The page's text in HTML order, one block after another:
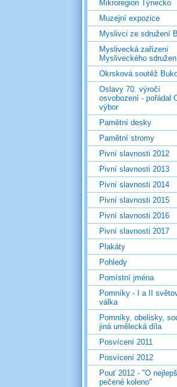
Mikroregion Týnecko
Muzejní expozice
Myslivci ze sdružení
Myslivecká zařízení
Mysliveckého
Okrsková soutěž
Oslavy 70. výročí
osvobození - pořádal
výbor
Pamětní desky
Pamětní stromy
Pivní slavnosti 2012
Pivní slavnosti 2013
Pivní slavnosti 2014
Pivní slavnosti 2015
Pivní slavnosti 2016
Pivní slavnosti 2017
Plakáty
Pohledy
Pomístní jména
Pomníky - I a II
válka
Pomníky, obelisky,
jiná umělecká díla
Posvícení 2011
Posvícení 2012
Pouť 2012 - "O
pečené koleno"